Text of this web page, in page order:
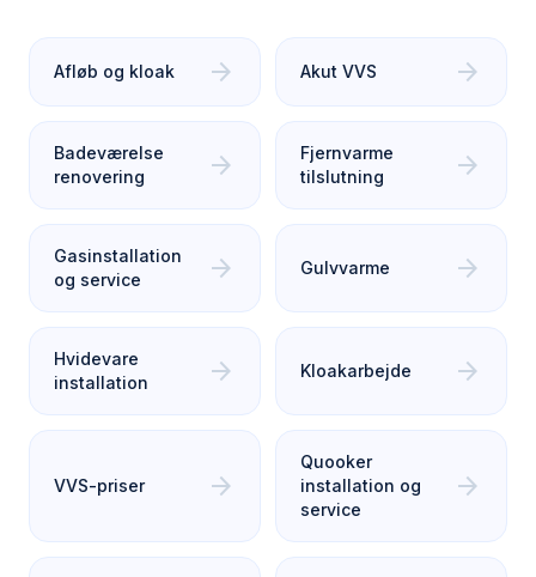
Afløb og kloak arrow_forward Akut VVS arrow_forward
Badeværelse
renovering
arrow_forward
Fjernvarme
tilslutning
arrow_forward
Gasinstallation
og service
arrow_forward Gulvvarme arrow_forward
Hvidevare
installation
arrow_forward Kloakarbejde arrow_forward
VVS-priser arrow_forward
Quooker
installation og
service
arrow_forward